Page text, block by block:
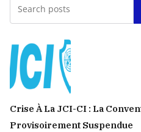
Crise À La JCI-CI : La
Provisoirement Suspendue